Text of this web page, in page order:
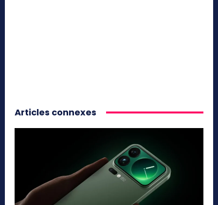
Articles connexes